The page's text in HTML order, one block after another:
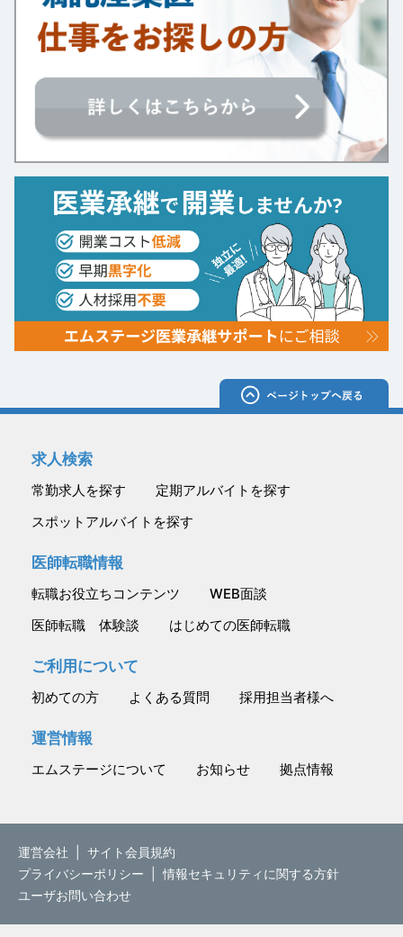
求人検索
常勤求人を探す
定期アルバイトを探す
スポットアルバイトを探す
医師転職情報
転職お役立ちコンテンツ
WEB面談
医師転職 体験談
はじめての医師転職
ご利用について
初めての方 よくある質問 採用担当者様へ
運営情報
エムステージについて お知らせ 拠点情報
運営会社
サイト会員規約
プライバシーポリシー
情報セキュリティに関する方針
ユーザお問い合わせ